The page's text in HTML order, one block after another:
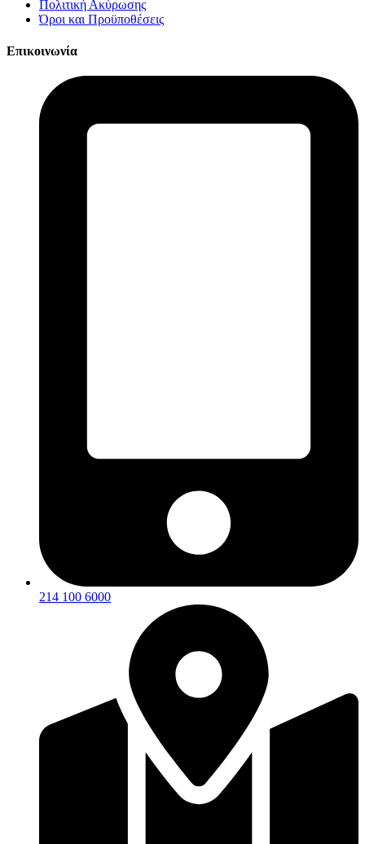
Πολιτική Ακύρωσης
Όροι και Προϋποθέσεις
Επικοινωνία
214 100 6000